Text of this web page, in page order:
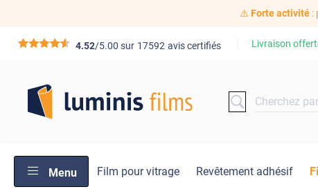
⚠️ Forte activité:
*****4.52/5.00 sur 17592 avis certifiés Livraison
Menu Film pour vitrage Revêtement adhésif